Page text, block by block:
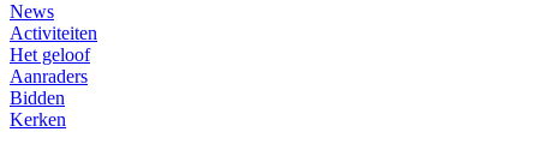
News
Activiteiten
Het geloof
Aanraders
Bidden
Kerken